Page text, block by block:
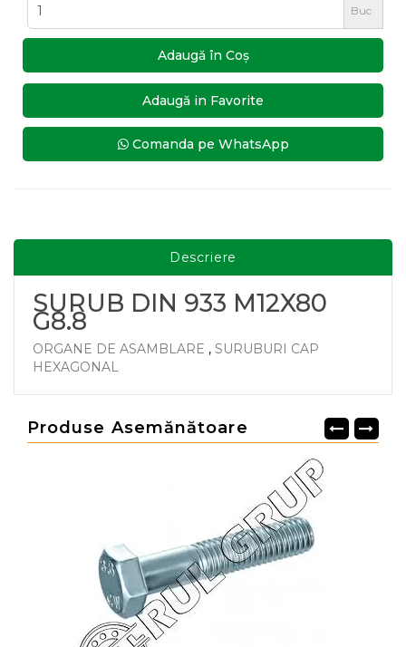
Buc
Adaugă în Coş
Adaugă in Favorite
Comanda pe WhatsApp
Descriere
SURUB DIN 933 M12X80
G8.8
ORGANE DE ASAMBLARE , SURUBURI CAP
HEXAGONAL
Produse Asemănătoare